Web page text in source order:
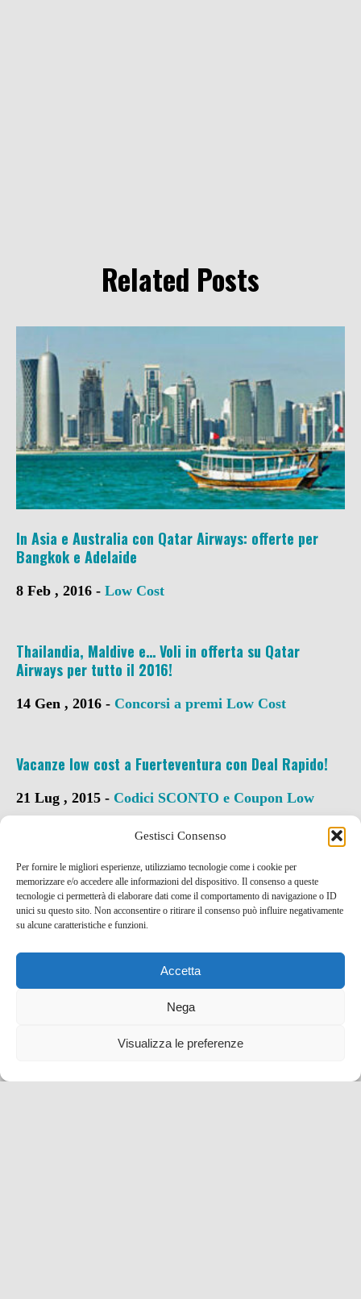
Gestisci Consenso
Per fornire le migliori esperienze, utilizziamo tecnologie come i cookie per
memorizzare e/o accedere alle informazioni del dispositivo. Il consenso a queste
tecnologie ci permetterà di elaborare dati come il comportamento di navigazione o ID
unici su questo sito. Non acconsentire o ritirare il consenso può influire negativamente
su alcune caratteristiche e funzioni.
Accetta
Nega
Visualizza le preferenze
Related Posts
In Asia e Australia con Qatar Airways: offerte per
Bangkok e Adelaide
8 Feb , 2016 - Low Cost
Thailandia, Maldive e… Voli in offerta su Qatar
Airways per tutto il 2016!
14 Gen , 2016 - Concorsi a premi Low Cost
Vacanze low cost a Fuerteventura con Deal Rapido!
21 Lug , 2015 - Codici SCONTO e Coupon Low
Cost